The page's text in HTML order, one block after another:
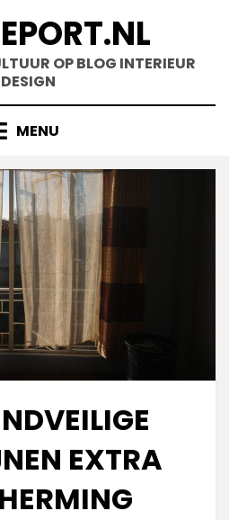
OP BLOG INTERIEUR
DESIGN
MENU
EXTRA